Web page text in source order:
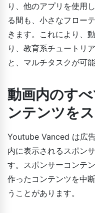
り、他のアプリを使用
る間も、小さなフロー
きます。これにより、
り、教育系チュートリ
と、マルチタスクが可
動画内のす
ンテンツを
Youtube Vanced は広
内に表示されるスポン
す。スポンサーコンテ
作ったコンテンツを中
うことがあります。